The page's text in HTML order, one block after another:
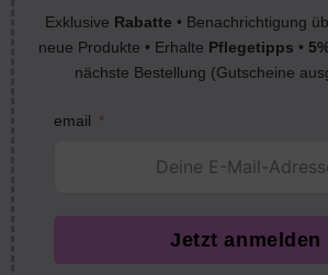
Exklusive Rabatte • Benachrichtigung
neue Produkte • Erhalte Pflegetipps •
nächste Bestellung (Gutscheine
email
Jetzt anmelden